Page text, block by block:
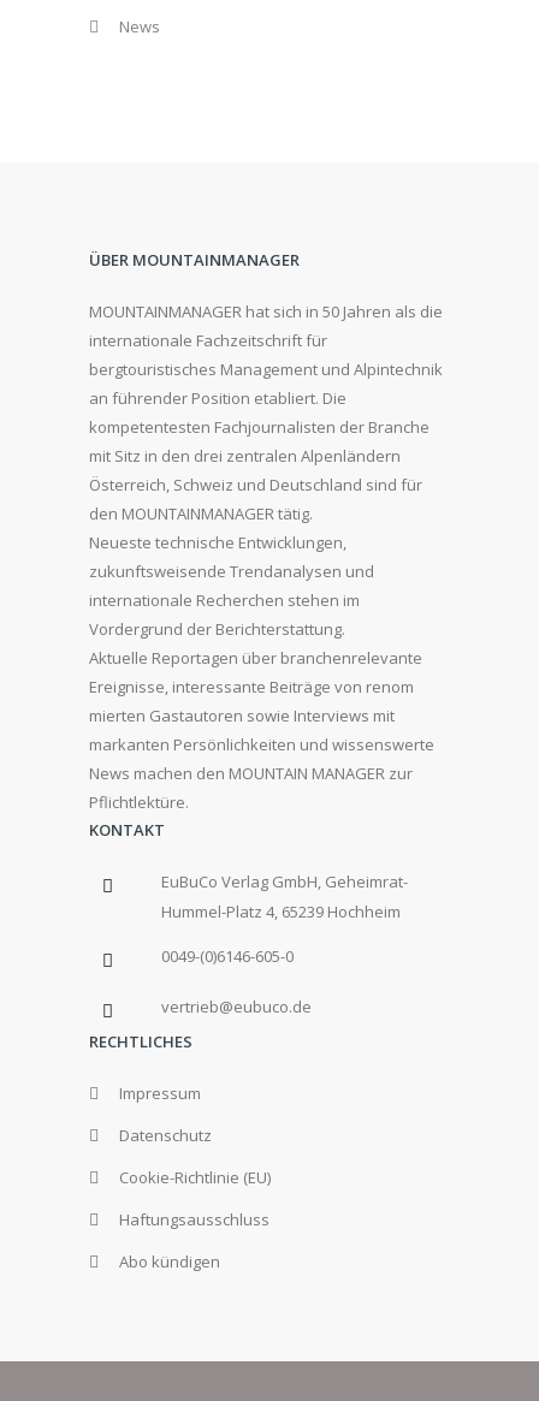
News
ÜBER MOUNTAINMANAGER
MOUNTAINMANAGER hat sich in 50 Jahren als die
internationale Fachzeitschrift für
bergtouristisches Management und Alpintechnik
an führender Position etabliert. Die
kompetentesten Fachjournalisten der Branche
mit Sitz in den drei zentralen Alpenländern
Österreich, Schweiz und Deutschland sind für
den MOUNTAINMANAGER tätig.
Neueste technische Entwicklungen,
zukunftsweisende Trendanalysen und
internationale Recherchen stehen im
Vordergrund der Berichterstattung.
Aktuelle Reportagen über branchenrelevante
Ereignisse, interessante Beiträge von renom
mierten Gastautoren sowie Interviews mit
markanten Persönlichkeiten und wissenswerte
News machen den MOUNTAIN MANAGER zur
Pflichtlektüre.
KONTAKT
EuBuCo Verlag GmbH, Geheimrat-
Hummel-Platz 4, 65239 Hochheim
0049-(0)6146-605-0
vertrieb@eubuco.de
RECHTLICHES
Impressum
Datenschutz
Cookie-Richtlinie (EU)
Haftungsausschluss
Abo kündigen